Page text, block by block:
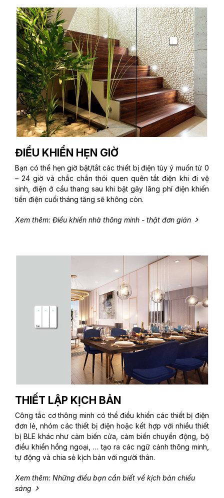
ĐIỀU KHIỂN HẸN GIỜ
Bạn có thể hẹn giờ bật/tắt các thiết bị điện tùy ý muốn từ 0
– 24 giờ và chắc chắn thói quen quên tắt điện khi đi vệ
sinh, điện ở cầu thang sau khi bật gây lãng phí điện khiến
tiền điện cuối tháng tăng sẽ không còn.
Xem thêm: Điều khiển nhà thông minh - thật đơn giản
THIẾT LẬP KỊCH BẢN
Công tắc cơ thông minh có thể điều khiển các thiết bị điện
đơn lẻ, nhóm các thiết bị điện hoặc kết hợp với nhiều thiết
bị BLE khác như cảm biến cửa, cảm biến chuyển động, bộ
điều khiển hồng ngoại, … tạo ra các ngữ cảnh thông minh,
tự động và chia sẻ kịch bản với người thân.
Xem thêm: Những điều bạn cần biết về kịch bản chiếu
sáng